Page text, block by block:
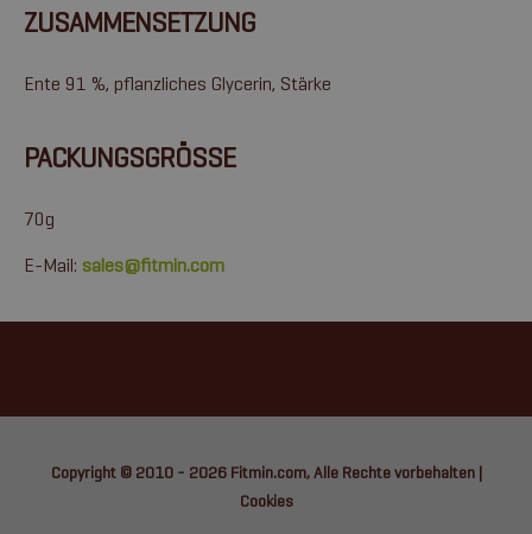
ZUSAMMENSETZUNG
Ente 91 %, pflanzliches Glycerin, Stärke
PACKUNGSGRÖSSE
70g
E-Mail: sales@fitmin.com
Copyright © 2010 - 2026 Fitmin.com, Alle Rechte vorbehalten |
Cookies